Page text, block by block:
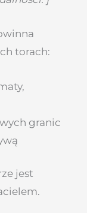
torach:
granic
jest